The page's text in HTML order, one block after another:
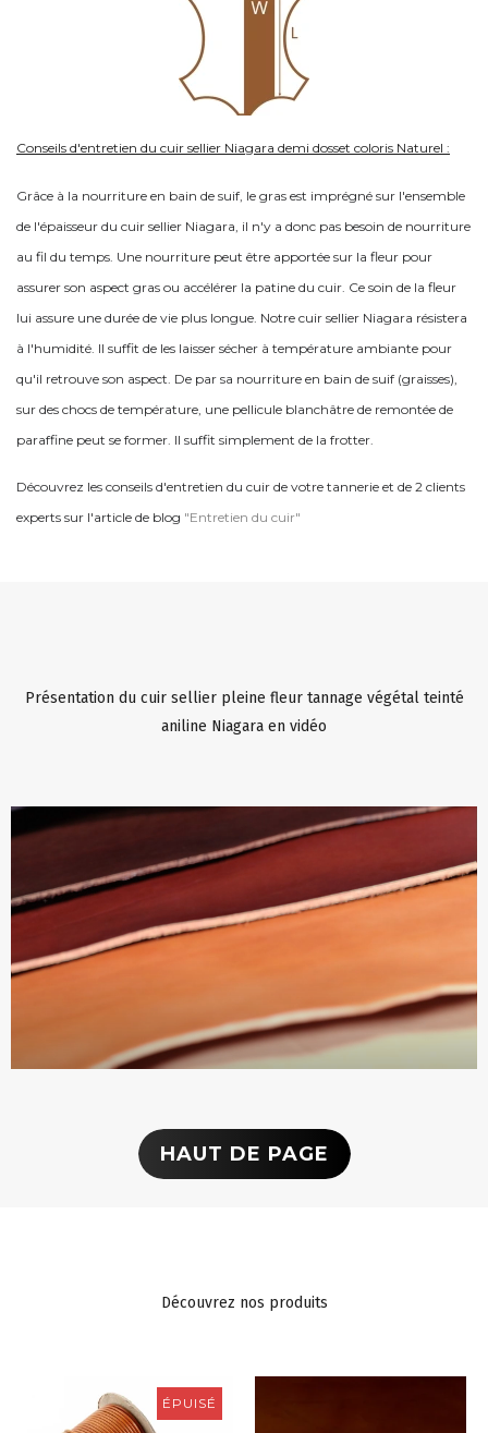
Conseils d'entretien du cuir sellier Niagara demi dosset coloris Naturel :
Grâce à la nourriture en bain de suif, le gras est imprégné sur l'ensemble
de l'épaisseur du cuir sellier Niagara, il n'y a donc pas besoin de nourriture
au fil du temps. Une nourriture peut être apportée sur la fleur pour
assurer son aspect gras ou accélérer la patine du cuir. Ce soin de la fleur
lui assure une durée de vie plus longue. Notre cuir sellier Niagara résistera
à l'humidité. Il suffit de les laisser sécher à température ambiante pour
qu'il retrouve son aspect. De par sa nourriture en bain de suif (graisses),
sur des chocs de température, une pellicule blanchâtre de remontée de
paraffine peut se former. Il suffit simplement de la frotter.
Découvrez les conseils d'entretien du cuir de votre tannerie et de 2 clients
experts sur l'article de blog "Entretien du cuir"
Présentation du cuir sellier pleine fleur tannage végétal teinté
aniline Niagara en vidéo
HAUT DE PAGE
Découvrez nos produits
ÉPUISÉ